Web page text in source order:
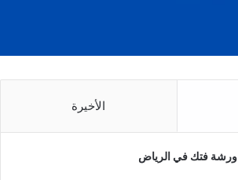
الأخيرة
ورشة فتك في الرياض